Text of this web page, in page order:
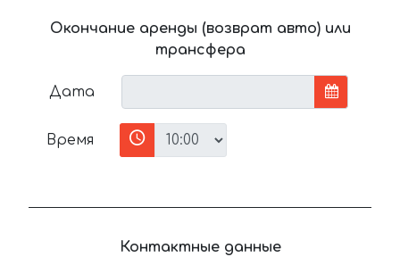
Окончание аренды (возврат авто) или
трансфера
Дата
Время
Контактные данные